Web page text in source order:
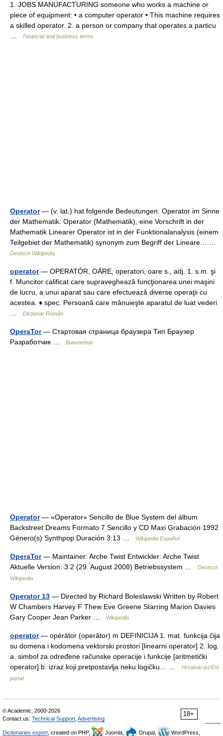
1. JOBS MANUFACTURING someone who works a machine or
piece of equipment: • a computer operator • This machine requires
a skilled operator. 2. a person or company that operates a particu
Financial and business terms
Operator— (v. lat.) hat folgende Bedeutungen: Operator im Sinne
der Mathematik: Operator (Mathematik), eine Vorschrift in der
Mathematik Linearer Operator ist in der Funktionalanalysis (einem
Teilgebiet der Mathematik) synonym zum Begriff der Lineare… …
Deutsch Wikipedia
operator— OPERATÓR, OÁRE, operatori, oare s., adj. 1. s.m. şi
f. Muncitor calificat care supraveghează funcţionarea unei maşini
de lucru, a unui aparat sau care efectuează diverse operaţii cu
acestea. ♦ spec. Persoană care mânuieşte aparatul de luat vederi
Dicționar Român
OperaTor— Стартовая страница браузера Тип Браузер
Разработчик …
Википедия
Operator— «Operator» Sencillo de Blue System del álbum
Backstreet Dreams Formato 7 Sencillo y CD Maxi Grabación 1992
Género(s) Synthpop Duración 3:13 …
Wikipedia Español
OperaTor— Maintainer: Arche Twist Entwickler: Arche Twist
Aktuelle Version: 3.2 (29. August 2008) Betriebssystem …
Deutsch
Wikipedia
Operator 13 — Directed by Richard Boleslawski Written by Robert
W Chambers Harvey F Thew Eve Greene Starring Marion Davies
Gary Cooper Jean Parker …
Wikipedia
operator— opèrātor (operȃtor) m DEFINICIJA 1. mat. funkcija čija
su domena i kodomena vektorski prostori [linearni operator] 2. log.
a. simbol za određene računske operacije i funkcije [aritmetički
operator] b. izraz koji pretpostavlja neku logičku… …
Hrvatski jezični
portal
18+
© Academic, 2000-2026
Contact us: Technical Support Advertising
Dictionaries export , created on PHP, Joomla, Drupal, WordPress,